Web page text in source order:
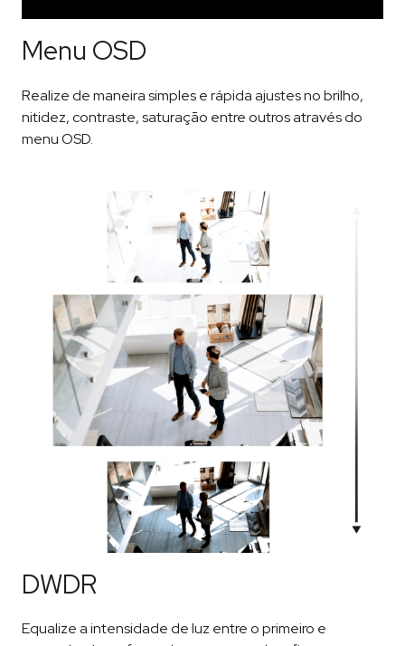
Menu OSD
Realize de maneira simples e rápida ajustes no brilho,
nitidez, contraste, saturação entre outros através do
menu OSD.
DWDR
Equalize a intensidade de luz entre o primeiro e